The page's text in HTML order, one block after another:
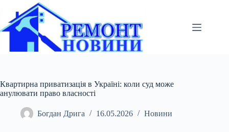
вмісту
Квартирна приватизація в Україні: коли суд може
анулювати право власності
Богдан Дрига 16.05.2026 Новини